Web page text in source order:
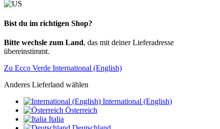
Bist du im richtigen Shop?
Bitte wechsle zum Land, das mit deiner Lieferadresse
übereinstimmt.
Zu Ecco Verde International (English)
Anderes Lieferland wählen
International (English)
Österreich
Italia